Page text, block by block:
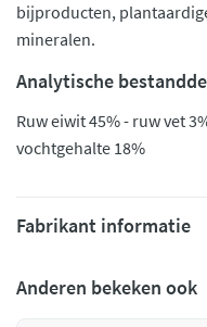
bijproducten,
mineralen.
Analytische
Ruw eiwit 45% - ruw vet
vochtgehalte 18%
Fabrikant informatie
Anderen bekeken ook